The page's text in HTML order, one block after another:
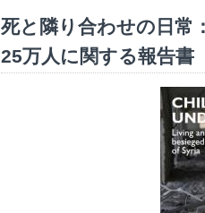
死と隣り合わせの日常
25万人に関する報告書